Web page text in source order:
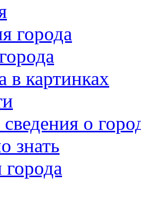
города
в картинках
о
знать